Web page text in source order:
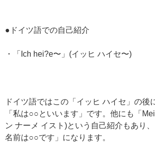
●ドイツ語での自己紹介
・「Ich hei?e〜」(イッヒ ハイセ〜)
ドイツ語ではこの「イッヒ ハイセ」の後
「私は○○といいます」です。他にも「
ン ナーメ イスト)という自己紹介もあり
名前は○○です」になります。